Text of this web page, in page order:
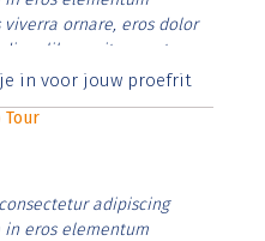
ornare, eros dolor
libero vitae erat.
cursus id rutrum lorem
in voor jouw proefrit
Tour
adipiscing
in eros elementum